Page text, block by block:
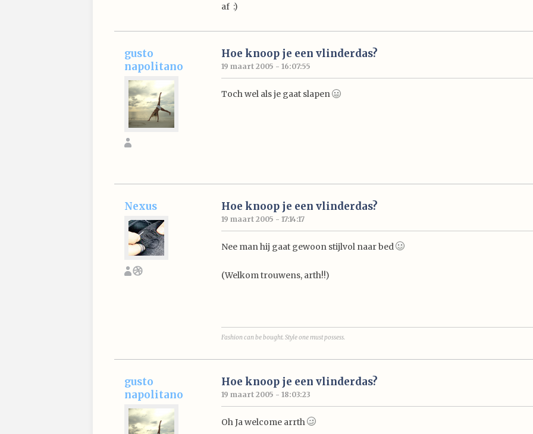
af :)
gusto
napolitano
Hoe knoop je een vlinderdas?
19 maart 2005 - 16:07:55
Toch wel als je gaat slapen
Nexus Hoe knoop je een vlinderdas?
19 maart 2005 - 17:14:17
Nee man hij gaat gewoon stijlvol naar bed
(Welkom trouwens, arth!!)
Fashion can be bought. Style one must possess.
gusto
napolitano
Hoe knoop je een vlinderdas?
19 maart 2005 - 18:03:23
Oh Ja welcome arrth